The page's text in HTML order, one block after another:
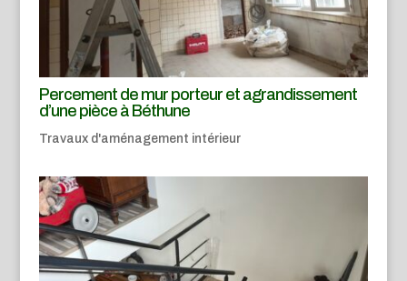
Percement de mur porteur et agrandissement
d’une pièce à Béthune
Travaux d'aménagement intérieur